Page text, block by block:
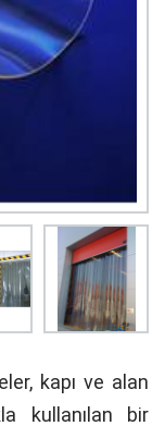
kapı ve alan
kullanılan bir